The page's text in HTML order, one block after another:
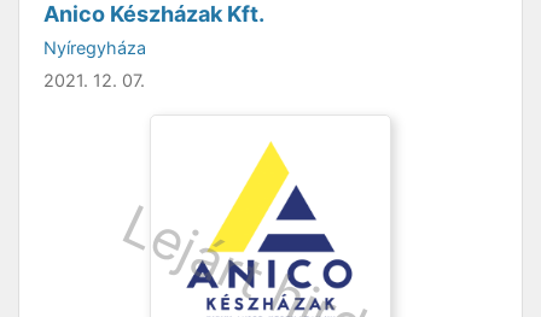
Anico Készházak Kft.
Nyíregyháza
2021. 12. 07.